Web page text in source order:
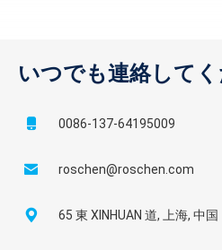
いつでも連絡して
0086-137-64195009
roschen@roschen.com
65 東 XINHUAN 道, 上海, 中国